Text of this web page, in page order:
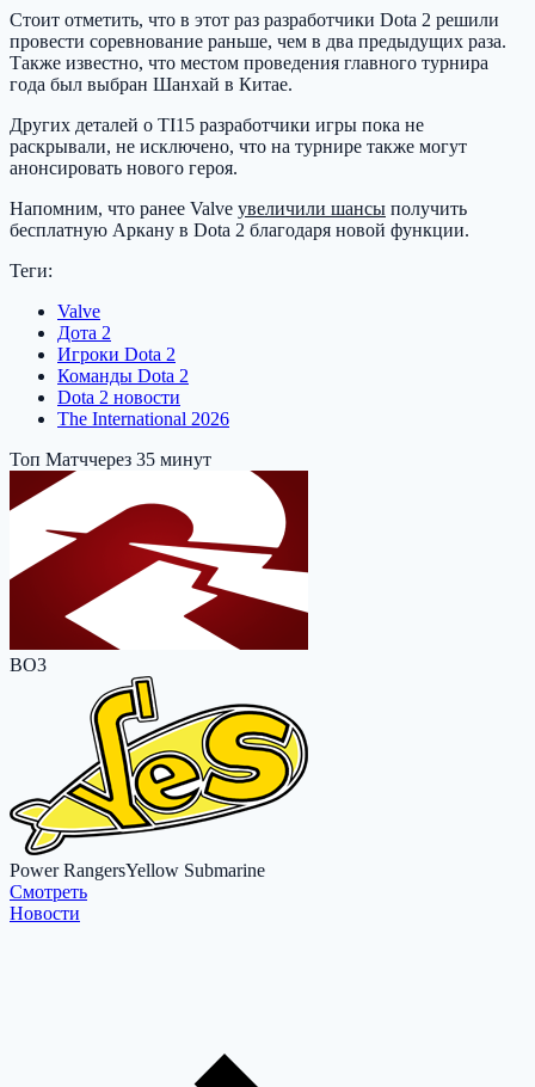
Стоит отметить, что в этот раз разработчики Dota 2 решили
провести соревнование раньше, чем в два предыдущих раза.
Также известно, что местом проведения главного турнира
года был выбран Шанхай в Китае.
Других деталей о TI15 разработчики игры пока не
раскрывали, не исключено, что на турнире также могут
анонсировать нового героя.
Напомним, что ранее Valve увеличили шансы получить
бесплатную Аркану в Dota 2 благодаря новой функции.
Теги:
Valve
Дота 2
Игроки Dota 2
Команды Dota 2
Dota 2 новости
The International 2026
Топ Матччерез 35 минут
BO3
Power RangersYellow Submarine
Cмотреть
Новости